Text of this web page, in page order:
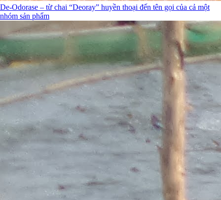
De-Odorase – từ chai “Deoray” huyền thoại đến tên gọi của cả một
nhóm sản phẩm